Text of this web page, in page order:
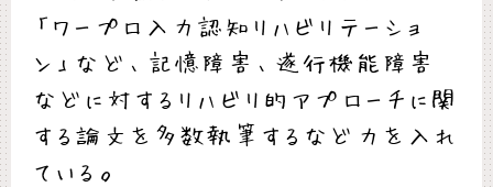
「ワープロ入力認知リハビリテーショ
ン」など、記憶障害、遂行機能障害
などに対するリハビリ的アプローチに関
する論文を多数執筆するなど力を入れ
ている。